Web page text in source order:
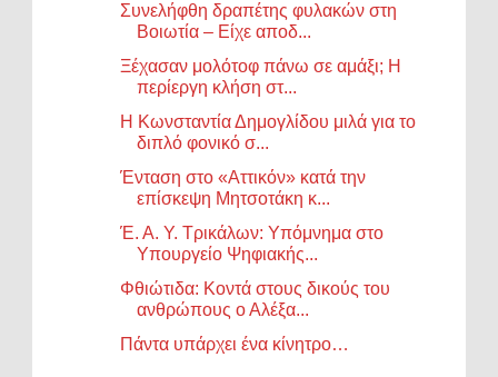
Συνελήφθη δραπέτης φυλακών στη
Βοιωτία – Είχε αποδ...
Ξέχασαν μολότοφ πάνω σε αμάξι; Η
περίεργη κλήση στ...
Η Κωνσταντία Δημογλίδου μιλά για το
διπλό φονικό σ...
Ένταση στο «Αττικόν» κατά την
επίσκεψη Μητσοτάκη κ...
Έ. Α. Υ. Τρικάλων: Υπόμνημα στο
Υπουργείο Ψηφιακής...
Φθιώτιδα: Κοντά στους δικούς του
ανθρώπους ο Αλέξα...
Πάντα υπάρχει ένα κίνητρο…